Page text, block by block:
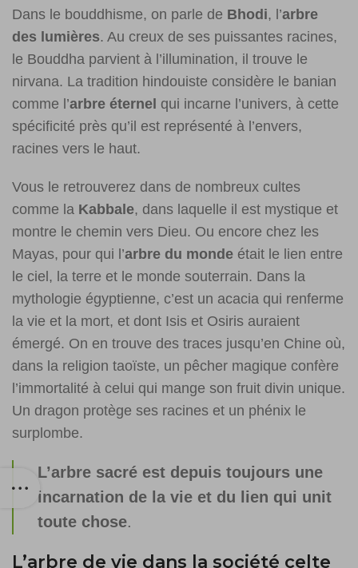
Dans le bouddhisme, on parle de Bhodi, l’arbre
des lumières. Au creux de ses puissantes racines,
le Bouddha parvient à l’illumination, il trouve le
nirvana. La tradition hindouiste considère le banian
comme l’arbre éternel qui incarne l’univers, à cette
spécificité près qu’il est représenté à l’envers,
racines vers le haut.
Vous le retrouverez dans de nombreux cultes
comme la Kabbale, dans laquelle il est mystique et
montre le chemin vers Dieu. Ou encore chez les
Mayas, pour qui l’arbre du monde était le lien entre
le ciel, la terre et le monde souterrain. Dans la
mythologie égyptienne, c’est un acacia qui renferme
la vie et la mort, et dont Isis et Osiris auraient
émergé. On en trouve des traces jusqu’en Chine où,
dans la religion taoïste, un pêcher magique confère
l’immortalité à celui qui mange son fruit divin unique.
Un dragon protège ses racines et un phénix le
surplombe.
L’arbre sacré est depuis toujours une
incarnation de la vie et du lien qui unit
toute chose.
L’arbre de vie dans la société celte